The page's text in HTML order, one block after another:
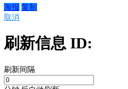
海报 复制
取消
刷新信息 ID:
刷新间隔